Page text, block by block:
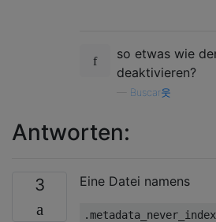
so etwas wie
deaktivieren?
Buscar웃
Antworten:
3 Eine Datei namens